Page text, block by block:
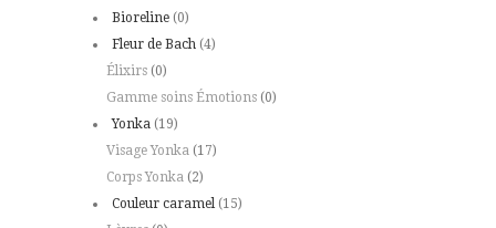
Bioreline (0)
Fleur de Bach (4)
Élixirs (0)
Gamme soins Émotions (0)
Yonka (19)
Visage Yonka (17)
Corps Yonka (2)
Couleur caramel (15)